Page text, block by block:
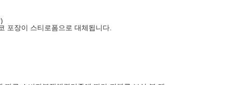
포장이 스티로폼으로 대체됩니다.